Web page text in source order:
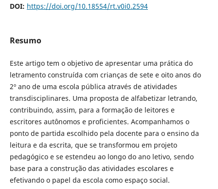
DOI: https://doi.org/10.18554/rt.v0i0.2594
Resumo
Este artigo tem o objetivo de apresentar uma prática do
letramento construída com crianças de sete e oito anos do
2º ano de uma escola pública através de atividades
transdisciplinares. Uma proposta de alfabetizar letrando,
contribuindo, assim, para a formação de leitores e
escritores autônomos e proficientes. Acompanhamos o
ponto de partida escolhido pela docente para o ensino da
leitura e da escrita, que se transformou em projeto
pedagógico e se estendeu ao longo do ano letivo, sendo
base para a construção das atividades escolares e
efetivando o papel da escola como espaço social.